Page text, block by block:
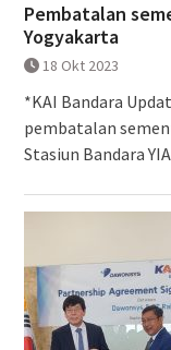
Pembatalan
Yogyakarta
18 Okt 2023
*KAI Bandara
pembatalan
Stasiun Bandara